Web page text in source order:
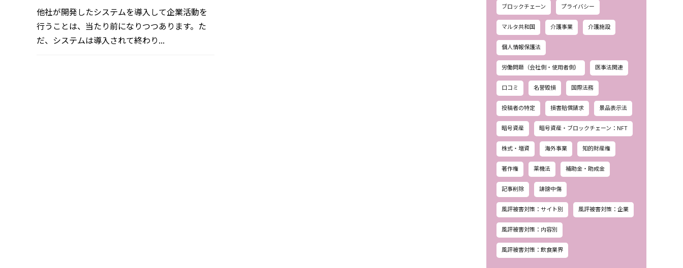
他社が開発したシステムを導入して企業活動を
行うことは、当たり前になりつつあります。た
だ、システムは導入されて終わり...
ブロックチェーン プライバシー
マルタ共和国 介護事業 介護施設
個人情報保護法
労働問題（会社側・使用者側） 医事法関連
口コミ 名誉毀損 国際法務
投稿者の特定 損害賠償請求 景品表示法
暗号資産 暗号資産・ブロックチェーン：NFT
株式・増資 海外事業 知的財産権
著作権 薬機法 補助金・助成金
記事削除 誹謗中傷
風評被害対策：サイト別 風評被害対策：企業
風評被害対策：内容別
風評被害対策：飲食業界